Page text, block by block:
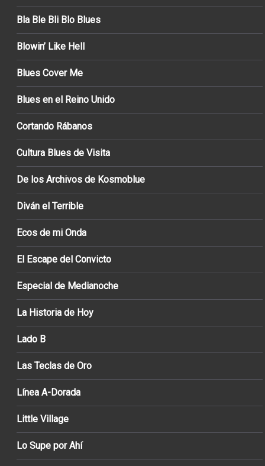
Bla Ble Bli Blo Blues
Blowin’ Like Hell
Blues Cover Me
Blues en el Reino Unido
Cortando Rábanos
Cultura Blues de Visita
De los Archivos de Kosmoblue
Diván el Terrible
Ecos de mi Onda
El Escape del Convicto
Especial de Medianoche
La Historia de Hoy
Lado B
Las Teclas de Oro
Línea A-Dorada
Little Village
Lo Supe por Ahí